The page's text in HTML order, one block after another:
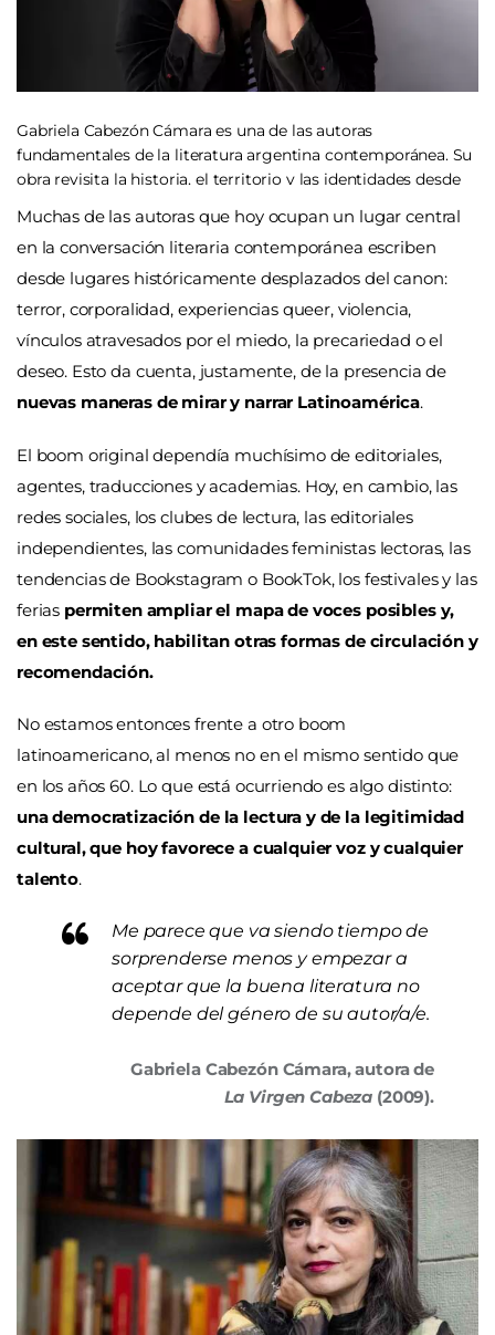
Gabriela Cabezón Cámara es una de las autoras
fundamentales de la literatura argentina contemporánea. Su
obra revisita la historia, el territorio y las identidades desde
Muchas de las autoras que hoy ocupan un lugar central
en la conversación literaria contemporánea escriben
desde lugares históricamente desplazados del canon:
terror, corporalidad, experiencias queer, violencia,
vínculos atravesados por el miedo, la precariedad o el
deseo. Esto da cuenta, justamente, de la presencia de
nuevas maneras de mirar y narrar Latinoamérica.
El boom original dependía muchísimo de editoriales,
agentes, traducciones y academias. Hoy, en cambio, las
redes sociales, los clubes de lectura, las editoriales
independientes, las comunidades feministas lectoras, las
tendencias de Bookstagram o BookTok, los festivales y las
ferias permiten ampliar el mapa de voces posibles y,
en este sentido, habilitan otras formas de circulación y
recomendación.
No estamos entonces frente a otro boom
latinoamericano, al menos no en el mismo sentido que
en los años 60. Lo que está ocurriendo es algo distinto:
una democratización de la lectura y de la legitimidad
cultural, que hoy favorece a cualquier voz y cualquier
talento.
Me parece que va siendo tiempo de
sorprenderse menos y empezar a
aceptar que la buena literatura no
depende del género de su autor/a/e.
Gabriela Cabezón Cámara, autora de
La Virgen Cabeza (2009).